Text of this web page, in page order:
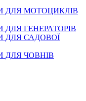
ДЛЯ МОТОЦИКЛІВ
ДЛЯ ГЕНЕРАТОРІВ
ДЛЯ САДОВОЇ
ДЛЯ ЧОВНІВ